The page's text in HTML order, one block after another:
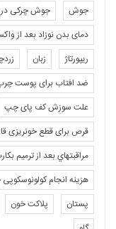
جوش
جوش چرکی در
دمای بدن نوزاد بعد از
ریپورتاژ
زبان
ضد افتاب برای پوست
علت سوزش کف پای چپ
قرص برای قطع خونریزی
مراقبتهاي بعد از ترميم
هزینه انجام
پستان
پلاکت خون